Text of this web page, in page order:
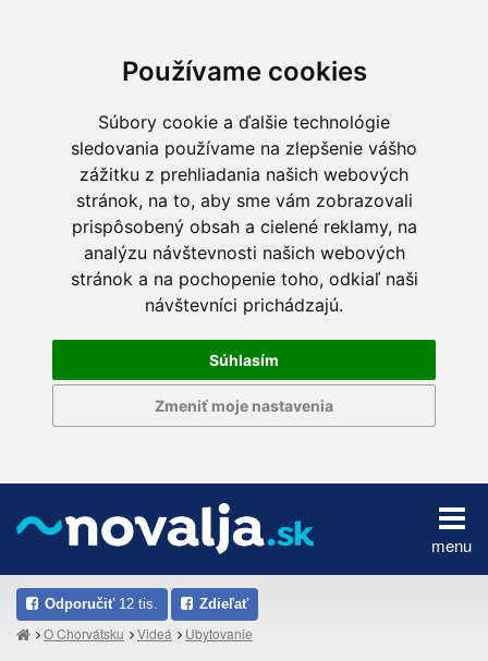
Používame cookies
Súbory cookie a ďalšie technológie
sledovania používame na zlepšenie vášho
zážitku z prehliadania našich webových
stránok, na to, aby sme vám zobrazovali
prispôsobený obsah a cielené reklamy, na
analýzu návštevnosti našich webových
stránok a na pochopenie toho, odkiaľ naši
návštevníci prichádzajú.
Súhlasím
Zmeniť moje nastavenia
menu
Odporučiť12 tis. Zdieľať
O Chorvátsku Videá Ubytovanie